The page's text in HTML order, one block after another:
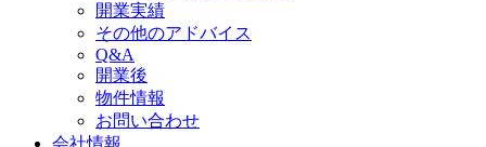
開業実績
その他のアドバイス
Q&A
開業後
物件情報
お問い合わせ
会社情報